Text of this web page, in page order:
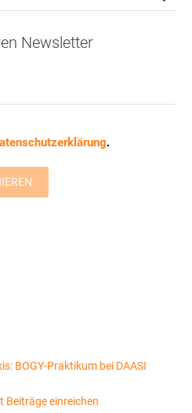
Newsletter
BOGY-Praktikum bei DAASI
Beiträge einreichen